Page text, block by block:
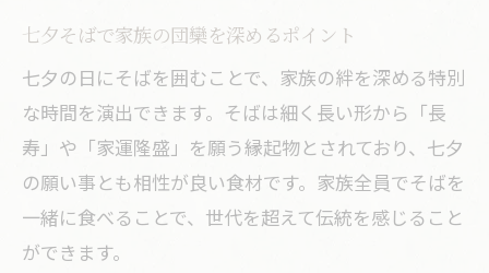
七夕そばで家族の健康を願う伝統背景
そばにまつわる七夕の風習と意味を知る
無病息災を祈るそばの七夕ならではの由
来
伝統が息づく七夕の日のそばレシピ
七夕にぴったり伝統そばレシピの魅力
七夕そばで家族の団欒を深めるポイント
七夕の日にそばを囲むことで、家族の絆を深める特別
な時間を演出できます。そばは細く長い形から「長
寿」や「家運隆盛」を願う縁起物とされており、七夕
の願い事とも相性が良い食材です。家族全員でそばを
一緒に食べることで、世代を超えて伝統を感じること
ができます。